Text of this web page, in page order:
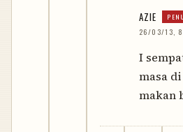
AZIE
26/03/13,
I
masa
makan